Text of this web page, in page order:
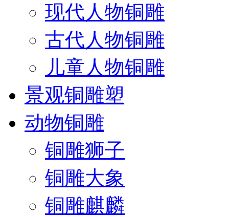
现代人物铜雕
古代人物铜雕
儿童人物铜雕
景观铜雕塑
动物铜雕
铜雕狮子
铜雕大象
铜雕麒麟